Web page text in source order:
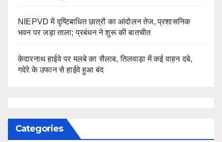
NIEPVD में दृष्टिबाधित छात्रों का आंदोलन तेज, प्रशासनिक
भवन पर जड़ा ताला; प्रबंधन ने शुरू की बातचीत
केदारनाथ हाईवे पर मलबे का सैलाब, तिलवाड़ा में कई वाहन दबे,
गदेरे के उफान से हाईवे हुआ बंद
Categories